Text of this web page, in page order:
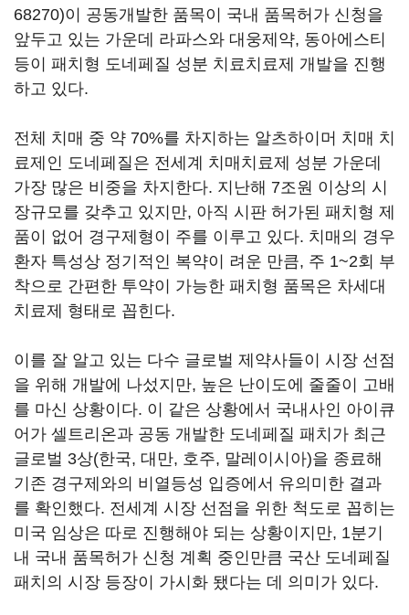
68270)이 공동개발한 품목이 국내 품목허가 신청을
앞두고 있는 가운데 라파스와 대웅제약, 동아에스티
등이 패치형 도네페질 성분 치료치료제 개발을 진행
하고 있다.
전체 치매 중 약 70%를 차지하는 알츠하이머 치매 치
료제인 도네페질은 전세계 치매치료제 성분 가운데
가장 많은 비중을 차지한다. 지난해 7조원 이상의 시
장규모를 갖추고 있지만, 아직 시판 허가된 패치형 제
품이 없어 경구제형이 주를 이루고 있다. 치매의 경우
환자 특성상 정기적인 복약이 려운 만큼, 주 1~2회 부
착으로 간편한 투약이 가능한 패치형 품목은 차세대
치료제 형태로 꼽힌다.
이를 잘 알고 있는 다수 글로벌 제약사들이 시장 선점
을 위해 개발에 나섰지만, 높은 난이도에 줄줄이 고배
를 마신 상황이다. 이 같은 상황에서 국내사인 아이큐
어가 셀트리온과 공동 개발한 도네페질 패치가 최근
글로벌 3상(한국, 대만, 호주, 말레이시아)을 종료해
기존 경구제와의 비열등성 입증에서 유의미한 결과
를 확인했다. 전세계 시장 선점을 위한 척도로 꼽히는
미국 임상은 따로 진행해야 되는 상황이지만, 1분기
내 국내 품목허가 신청 계획 중인만큼 국산 도네페질
패치의 시장 등장이 가시화 됐다는 데 의미가 있다.